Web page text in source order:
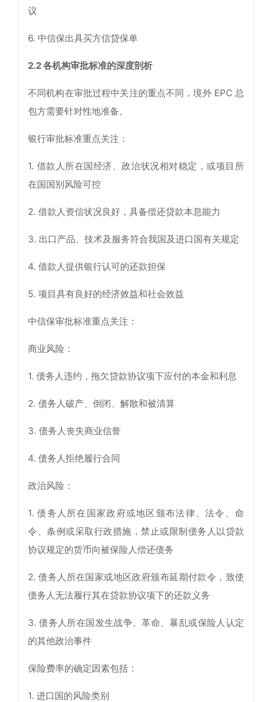
议
6. 中信保出具买方信贷保单
2.2各机构审批标准的深度剖析
不同机构在审批过程中关注的重点不同，境外 EPC 总
包方需要针对性地准备。
银行审批标准重点关注：
1. 借款人所在国经济、政治状况相对稳定，或项目所
在国国别风险可控
2. 借款人资信状况良好，具备偿还贷款本息能力
3. 出口产品、技术及服务符合我国及进口国有关规定
4. 借款人提供银行认可的还款担保
5. 项目具有良好的经济效益和社会效益
中信保审批标准重点关注：
商业风险：
1. 债务人违约，拖欠贷款协议项下应付的本金和利息
2. 债务人破产、倒闭、解散和被清算
3. 债务人丧失商业信誉
4. 债务人拒绝履行合同
政治风险：
1. 债务人所在国家政府或地区颁布法律、法令、命
令、条例或采取行政措施，禁止或限制债务人以贷款
协议规定的货币向被保险人偿还债务
2. 债务人所在国家或地区政府颁布延期付款令，致使
债务人无法履行其在贷款协议项下的还款义务
3. 债务人所在国发生战争、革命、暴乱或保险人认定
的其他政治事件
保险费率的确定因素包括：
1. 进口国的风险类别